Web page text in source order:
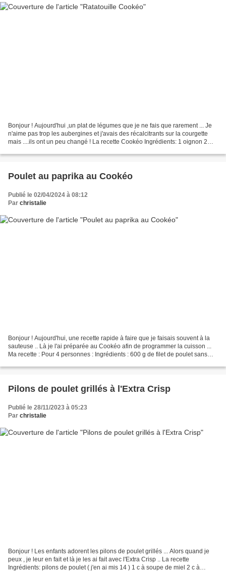
Bonjour ! Aujourd'hui ,un plat de légumes que je ne fais que rarement ... Je
n'aime pas trop les aubergines et j'avais des récalcitrants sur la courgette
mais ....ils ont un peu changé ! La recette Cookéo Ingrédients: 1 oignon 2
Poulet au paprika au Cookéo
Publié le 02/04/2024 à 08:12
Par christalie
Bonjour ! Aujourd'hui, une recette rapide à faire que je faisais souvent à la
sauteuse .. Là je l'ai préparée au Cookéo afin de programmer la cuisson ...
Ma recette : Pour 4 personnes : Ingrédients : 600 g de filet de poulet sans
Pilons de poulet grillés à l'Extra Crisp
Publié le 28/11/2023 à 05:23
Par christalie
Bonjour ! Les enfants adorent les pilons de poulet grillés ... Alors quand je
peux , je leur en fait et là je les ai fait avec l'Extra Crisp .. La recette
Ingrédients: pilons de poulet ( j'en ai mis 14 ) 1 c à soupe de miel 2 c à